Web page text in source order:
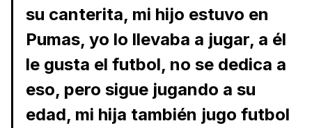
su canterita, mi hijo estuvo en
Pumas, yo lo llevaba a jugar, a él
le gusta el futbol, no se dedica a
eso, pero sigue jugando a su
edad, mi hija también jugo futbol